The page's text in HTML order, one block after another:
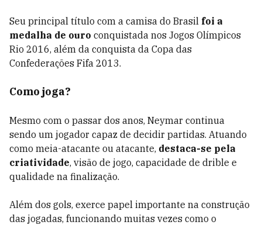
Seu principal título com a camisa do Brasil foi a
medalha de ouro conquistada nos Jogos Olímpicos
Rio 2016, além da conquista da Copa das
Confederações Fifa 2013.
Como joga?
Mesmo com o passar dos anos, Neymar continua
sendo um jogador capaz de decidir partidas. Atuando
como meia-atacante ou atacante, destaca-se pela
criatividade, visão de jogo, capacidade de drible e
qualidade na finalização.
Além dos gols, exerce papel importante na construção
das jogadas, funcionando muitas vezes como o